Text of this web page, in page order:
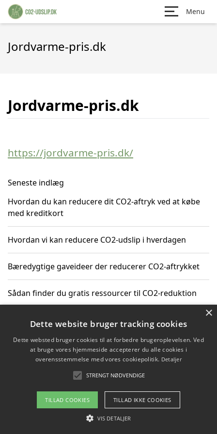
Menu
Jordvarme-pris.dk
Jordvarme-pris.dk
https://jordvarme-pris.dk/
Seneste indlæg
Hvordan du kan reducere dit CO2-aftryk ved at købe
med kreditkort
Hvordan vi kan reducere CO2-udslip i hverdagen
Bæredygtige gaveideer der reducerer CO2-aftrykket
Sådan finder du gratis ressourcer til CO2-reduktion
Hvordan gadgets til hjemmet kan reducere CO2-udslip
Copyright 2026 - Pilanto Aps
Om / kontakt
Blog Betingelser
×
Dette website bruger tracking cookies
Dette websted bruger cookies til at forbedre brugeroplevelsen. Ved
at bruge vores hjemmeside accepterer du alle cookies i
overensstemmelse med vores cookiepolitik. Detaljer
STRENGT NØDVENDIGE
TILLAD COOKIES TILLAD IKKE COOKIES
VIS DETALJER